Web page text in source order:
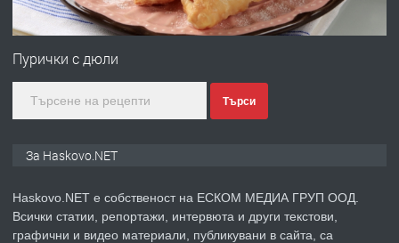
ПРЕДЛАГА
№4120 Магазин/Офис под наем в кв.
преди 5 дни
Пурички с дюли
Търси
За Haskovo.NET
Haskovo.NET е собственост на ЕСКОМ МЕДИА ГРУП ООД.
Всички статии, репортажи, интервюта и други текстови,
графични и видео материали, публикувани в сайта, са